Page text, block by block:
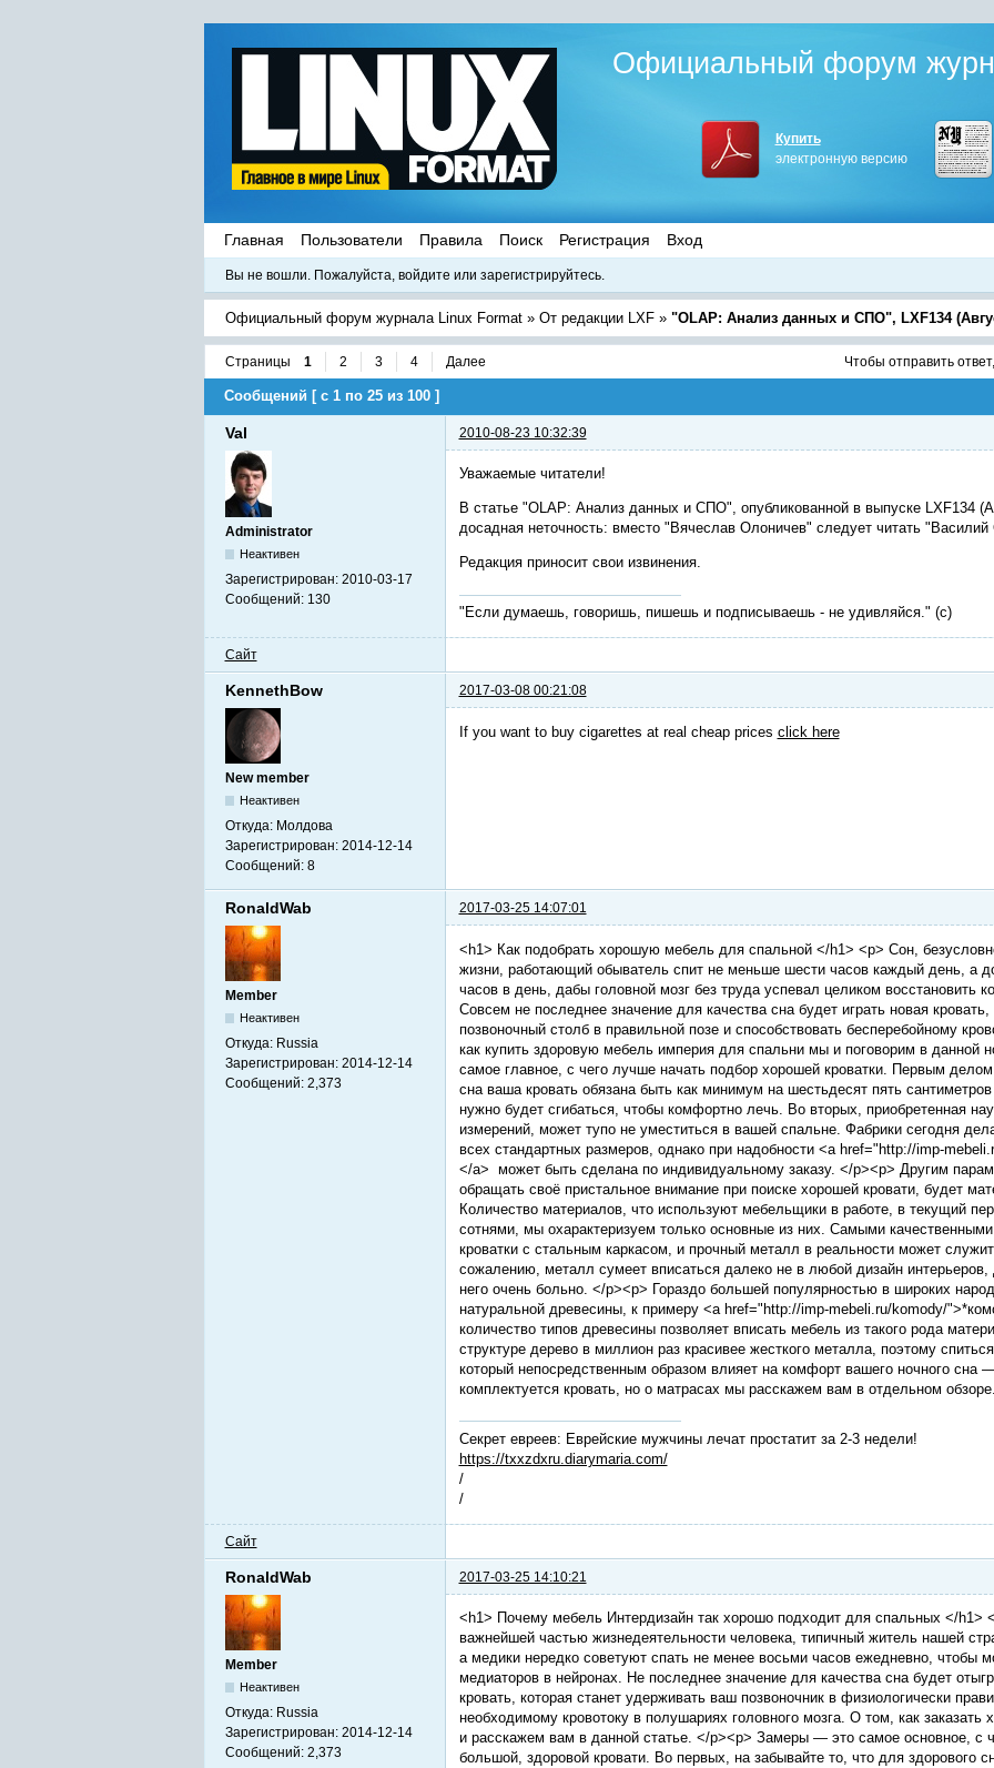
Официальный форум
Купить
электронную версию
Главная Пользователи Правила Поиск Регистрация Вход
Вы не вошли. Пожалуйста, войдите или зарегистрируйтесь.
Официальный форум журнала Linux Format » От редакции LXF » "OLAP: Анализ данных и СПО", LXF134
Страницы 1 2 3 4 Далее Чтобы отправить
Сообщений [ с 1 по 25 из 100 ]
Val 2010-08-23 10:32:39
Administrator
Неактивен
Зарегистрирован: 2010-03-17
Сообщений: 130
Уважаемые читатели!
В статье "OLAP: Анализ данных и СПО", опубликованной в выпуске LXF134
досадная неточность: вместо "Вячеслав Олоничев" следует читать
Редакция приносит свои извинения.
"Если думаешь, говоришь, пишешь и подписываешь - не удивляйся." (с)
Сайт
KennethBow 2017-03-08 00:21:08
New member
Неактивен
Откуда: Молдова
Зарегистрирован: 2014-12-14
Сообщений: 8
If you want to buy cigarettes at real cheap prices click here
RonaldWab 2017-03-25 14:07:01
Member
Неактивен
Откуда: Russia
Зарегистрирован: 2014-12-14
Сообщений: 2,373
<h1> Как подобрать хорошую мебель для спальной </h1> <p> Сон,
жизни, работающий обыватель спит не меньше шести часов каждый день, а
часов в день, дабы головной мозг без труда успевал целиком восстановить
Совсем не последнее значение для качества сна будет играть новая
позвоночный столб в правильной позе и способствовать бесперебойному
как купить здоровую мебель империя для спальни мы и поговорим в
самое главное, с чего лучше начать подбор хорошей кроватки. Первым
сна ваша кровать обязана быть как минимум на шестьдесят пять
нужно будет сгибаться, чтобы комфортно лечь. Во вторых, приобретенная
измерений, может тупо не уместиться в вашей спальне. Фабрики сегодня
всех стандартных размеров, однако при надобности <a href="http://imp-
</a> может быть сделана по индивидуальному заказу. </p><p> Другим
обращать своё пристальное внимание при поиске хорошей кровати, будет
Количество материалов, что используют мебельщики в работе, в текущий
сотнями, мы охарактеризуем только основные из них. Самыми
кроватки с стальным каркасом, и прочный металл в реальности может
сожалению, металл сумеет вписаться далеко не в любой дизайн
него очень больно. </p><p> Гораздо большей популярностью в широких
натуральной древесины, к примеру <a href="http://imp-mebeli.ru/komody/
количество типов древесины позволяет вписать мебель из такого рода
структуре дерево в миллион раз красивее жесткого металла, поэтому
который непосредственным образом влияет на комфорт вашего ночного сна
комплектуется кровать, но о матрасах мы расскажем вам в отдельном
Секрет евреев: Еврейские мужчины лечат простатит за 2-3 недели!
https://txxzdxru.diarymaria.com/
/
/
Сайт
RonaldWab 2017-03-25 14:10:21
Member
Неактивен
Откуда: Russia
Зарегистрирован: 2014-12-14
Сообщений: 2,373
<h1> Почему мебель Интердизайн так хорошо подходит для спальных </h1>
важнейшей частью жизнедеятельности человека, типичный житель нашей
а медики нередко советуют спать не менее восьми часов ежедневно, чтобы
медиаторов в нейронах. Не последнее значение для качества сна будет
кровать, которая станет удерживать ваш позвоночник в физиологически
необходимому кровотоку в полушариях головного мозга. О том, как
и расскажем вам в данной статье. </p><p> Замеры — это самое основное, с
большой, здоровой кровати. Во первых, на забывайте то, что для здорового